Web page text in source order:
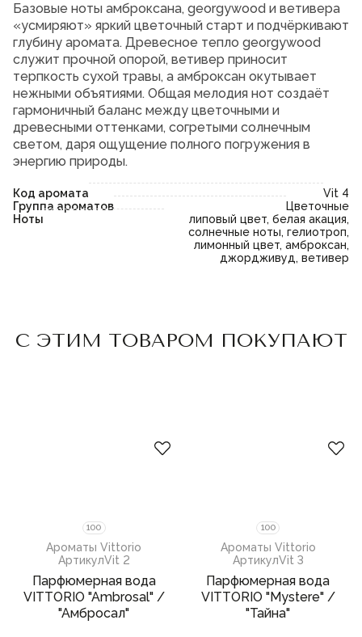
Базовые ноты амброксана, georgywood и ветивера
«усмиряют» яркий цветочный старт и подчёркивают
глубину аромата. Древесное тепло georgywood
служит прочной опорой, ветивер приносит
терпкость сухой травы, а амброксан окутывает
нежными объятиями. Общая мелодия нот создаёт
гармоничный баланс между цветочными и
древесными оттенками, согретыми солнечным
светом, даря ощущение полного погружения в
энергию природы.
Код аромата
Vit 4
Группа ароматов
Цветочные
Ноты
липовый цвет, белая акация,
солнечные ноты, гелиотроп,
лимонный цвет, амброксан,
джордживуд, ветивер
С ЭТИМ ТОВАРОМ ПОКУПАЮТ
зарегистрируйтесь,
чтобы добавить товар в
100
Ароматы Vittorio
АртикулVit 2
Парфюмерная вода
VITTORIO "Ambrosal" /
"Амбросал"
зарегистрируйтесь,
чтобы добавить товар в
100
Ароматы Vittorio
АртикулVit 3
Парфюмерная вода
VITTORIO "Mystere" /
"Тайна"